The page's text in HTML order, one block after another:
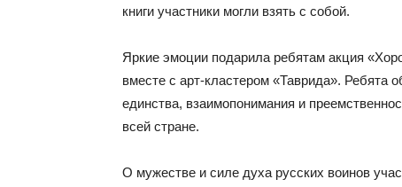
книги участники могли взять с собой.
Яркие эмоции подарила ребятам акция
вместе с арт-кластером «Таврида». Ребята
единства, взаимопонимания и
всей стране.
О мужестве и силе духа русских воинов